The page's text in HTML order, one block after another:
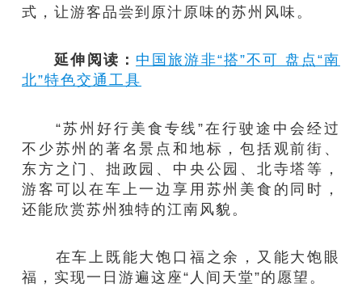
式，让游客品尝到原汁原味的苏州风味。
延伸阅读： 中国旅游非“搭”不可 盘点“南
北”特色交通工具
“苏州好行美食专线”在行驶途中会经过
不少苏州的著名景点和地标，包括观前街、
东方之门、拙政园、中央公园、北寺塔等，
游客可以在车上一边享用苏州美食的同时，
还能欣赏苏州独特的江南风貌。
在车上既能大饱口福之余，又能大饱眼
福，实现一日游遍这座“人间天堂”的愿望。